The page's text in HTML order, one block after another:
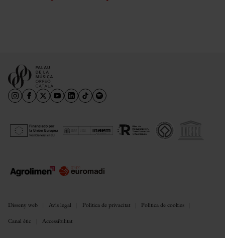
Disseny web Avís legal Política de privacitat Política de cookies
Canal ètic Accessibilitat